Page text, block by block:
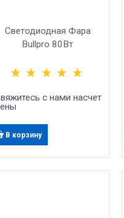
Светодиодная Фара
Bullpro 80Вт
с нами насчет
В корзину